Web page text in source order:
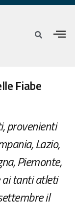
Fiabe
provenienti
Lazio,
Piemonte,
ai tanti atleti
il